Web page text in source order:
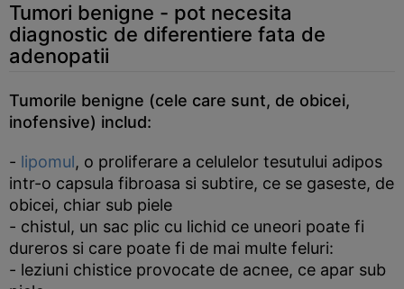
Tumori benigne - pot necesita
diagnostic de diferentiere fata de
adenopatii
Tumorile benigne (cele care sunt, de obicei,
inofensive) includ:
- lipomul, o proliferare a celulelor tesutului adipos
intr-o capsula fibroasa si subtire, ce se gaseste, de
obicei, chiar sub piele
- chistul, un sac plic cu lichid ce uneori poate fi
dureros si care poate fi de mai multe feluri:
- leziuni chistice provocate de acnee, ce apar sub